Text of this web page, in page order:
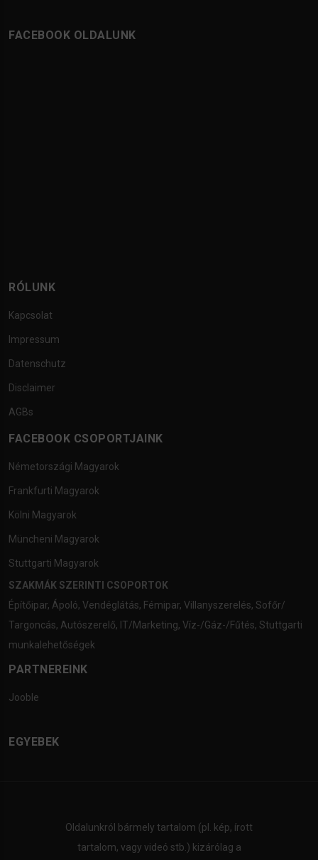
FACEBOOK OLDALUNK
RÓLUNK
Kapcsolat
Impressum
Datenschutz
Disclaimer
AGBs
FACEBOOK CSOPORTJAINK
Németországi Magyarok
Frankfurti Magyarok
Kölni Magyarok
Müncheni Magyarok
Stuttgarti Magyarok
SZAKMÁK SZERINTI CSOPORTOK
Építőipar, Ápoló, Vendéglátás, Fémipar, Villanyszerelés, Sofőr/
Targoncás, Autószerelő, IT/Marketing, Víz-/Gáz-/Fűtés, Stuttgarti
munkalehetőségek
PARTNEREINK
Jooble
EGYEBEK
Oldalunkról bármely tartalom (pl. kép, írott
tartalom, vagy videó stb.) kizárólag a